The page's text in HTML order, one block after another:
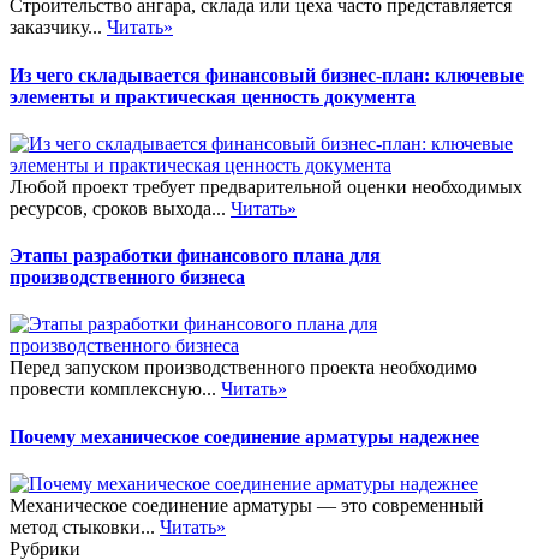
Строительство ангара, склада или цеха часто представляется
заказчику... Читать»
Из чего складывается финансовый бизнес-план: ключевые
элементы и практическая ценность документа
Любой проект требует предварительной оценки необходимых
ресурсов, сроков выхода... Читать»
Этапы разработки финансового плана для
производственного бизнеса
Перед запуском производственного проекта необходимо
провести комплексную... Читать»
Почему механическое соединение арматуры надежнее
Механическое соединение арматуры — это современный
метод стыковки... Читать»
Рубрики